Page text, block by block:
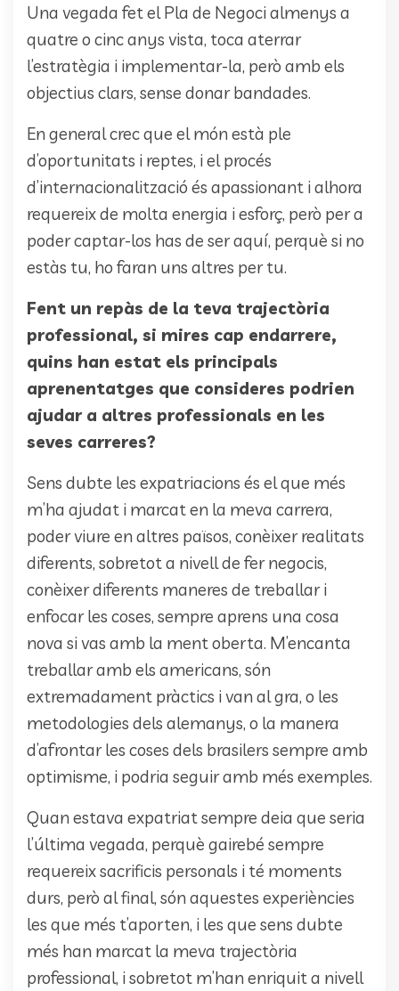
Una vegada fet el Pla de Negoci almenys a
quatre o cinc anys vista, toca aterrar
l’estratègia i implementar-la, però amb els
objectius clars, sense donar bandades.
En general crec que el món està ple
d’oportunitats i reptes, i el procés
d’internacionalització és apassionant i alhora
requereix de molta energia i esforç, però per a
poder captar-los has de ser aquí, perquè si no
estàs tu, ho faran uns altres per tu.
Fent un repàs de la teva trajectòria
professional, si mires cap endarrere,
quins han estat els principals
aprenentatges que consideres podrien
ajudar a altres professionals en les
seves carreres?
Sens dubte les expatriacions és el que més
m’ha ajudat i marcat en la meva carrera,
poder viure en altres països, conèixer realitats
diferents, sobretot a nivell de fer negocis,
conèixer diferents maneres de treballar i
enfocar les coses, sempre aprens una cosa
nova si vas amb la ment oberta. M’encanta
treballar amb els americans, són
extremadament pràctics i van al gra, o les
metodologies dels alemanys, o la manera
d’afrontar les coses dels brasilers sempre amb
optimisme, i podria seguir amb més exemples.
Quan estava expatriat sempre deia que seria
l’última vegada, perquè gairebé sempre
requereix sacrificis personals i té moments
durs, però al final, són aquestes experiències
les que més t’aporten, i les que sens dubte
més han marcat la meva trajectòria
professional, i sobretot m’han enriquit a nivell